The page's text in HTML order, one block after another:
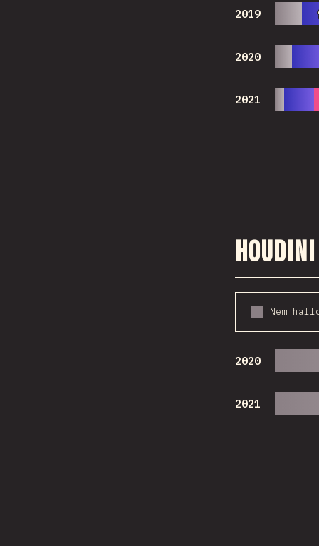
2019
2020
2021
Houdini
Nem
2020
2021